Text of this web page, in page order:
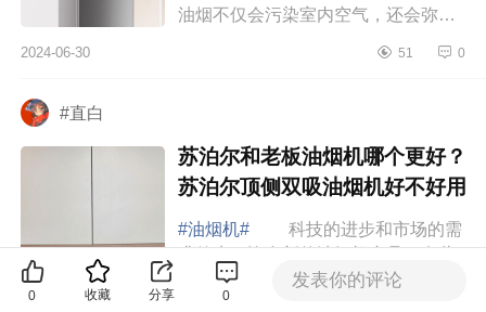
油烟不仅会污染室内空气，还会弥漫
因此，选购一款高效实用、性价比出
2024-06-30 51 0
#直白
苏泊尔和老板油烟机哪个更好？
苏泊尔顶侧双吸油烟机好不好用
#油烟机#
科技的进步和市场的需
求催生了许多新的油烟机产品。有些
人或许认为便宜的油烟机性能一般，
而价格高的又担心花了冤枉钱。因
0 收藏 分享 0
发表你的评论